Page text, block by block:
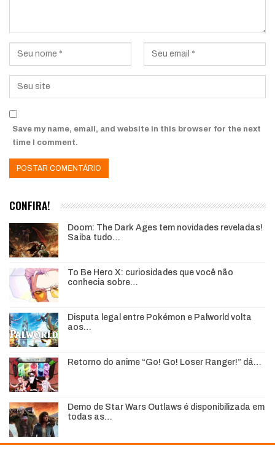
Save my name, email, and website in this browser for the next
time I comment.
CONFIRA!
Doom: The Dark Ages tem novidades reveladas!
Saiba tudo…
To Be Hero X: curiosidades que você não
conhecia sobre…
Disputa legal entre Pokémon e Palworld volta
aos…
Retorno do anime “Go! Go! Loser Ranger!” dá…
Demo de Star Wars Outlaws é disponibilizada em
todas as…